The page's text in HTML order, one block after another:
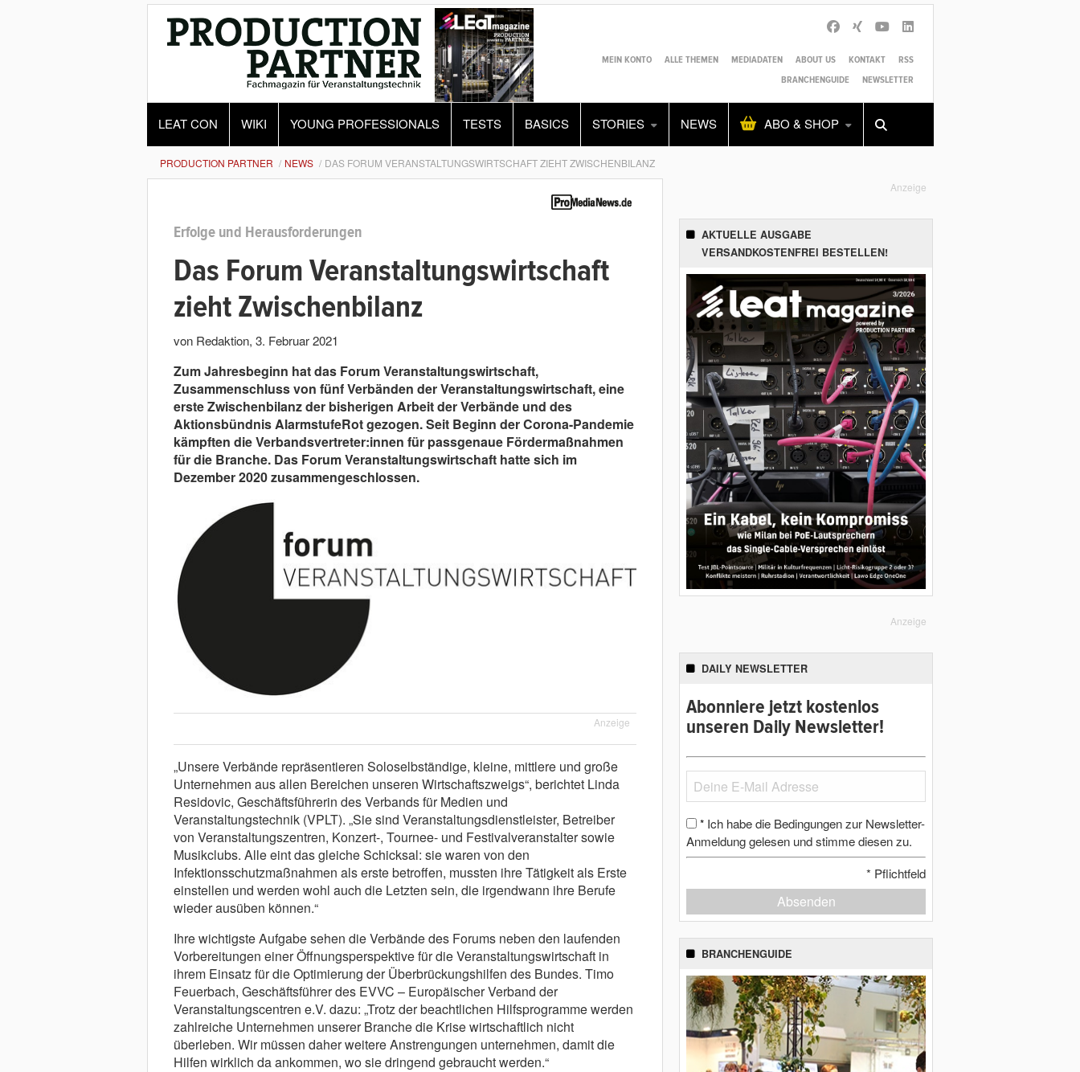
MEIN KONTO ALLE THEMEN MEDIADATEN ABOUT US KONTAKT
RSS
BRANCHENGUIDE
NEWSLETTER
LEAT CON WIKI YOUNG PROFESSIONALS TESTS BASICS STORIES NEWS ABO & SHOP
Alles Shop SUCHEN
PRODUCTION PARTNER NEWS DAS FORUM VERANSTALTUNGSWIRTSCHAFT ZIEHT ZWISCHENBILANZ
Erfolge und Herausforderungen
Das Forum Veranstaltungswirtschaft
zieht Zwischenbilanz
von Redaktion, 3. Februar 2021
Zum Jahresbeginn hat das Forum Veranstaltungswirtschaft,
Zusammenschluss von fünf Verbänden der Veranstaltungswirtschaft, eine
erste Zwischenbilanz der bisherigen Arbeit der Verbände und des
Aktionsbündnis AlarmstufeRot gezogen. Seit Beginn der Corona-Pandemie
kämpften die Verbandsvertreter:innen für passgenaue Fördermaßnahmen
für die Branche. Das Forum Veranstaltungswirtschaft hatte sich im
Dezember 2020 zusammengeschlossen.
Anzeige
„Unsere Verbände repräsentieren Soloselbständige, kleine, mittlere und große
Unternehmen aus allen Bereichen unseren Wirtschaftszweigs“, berichtet Linda
Residovic, Geschäftsführerin des Verbands für Medien und
Veranstaltungstechnik (VPLT). „Sie sind Veranstaltungsdienstleister, Betreiber
von Veranstaltungszentren, Konzert-, Tournee- und Festivalveranstalter sowie
Musikclubs. Alle eint das gleiche Schicksal: sie waren von den
Infektionsschutzmaßnahmen als erste betroffen, mussten ihre Tätigkeit als Erste
einstellen und werden wohl auch die Letzten sein, die irgendwann ihre Berufe
wieder ausüben können.“
Ihre wichtigste Aufgabe sehen die Verbände des Forums neben den laufenden
Vorbereitungen einer Öffnungsperspektive für die Veranstaltungswirtschaft in
ihrem Einsatz für die Optimierung der Überbrückungshilfen des Bundes. Timo
Feuerbach, Geschäftsführer des EVVC – Europäischer Verband der
Veranstaltungscentren e.V. dazu: „Trotz der beachtlichen Hilfsprogramme werden
zahlreiche Unternehmen unserer Branche die Krise wirtschaftlich nicht
überleben. Wir müssen daher weitere Anstrengungen unternehmen, damit die
Hilfen wirklich da ankommen, wo sie dringend gebraucht werden.“
Anzeige
AKTUELLE AUSGABE
VERSANDKOSTENFREI BESTELLEN!
Anzeige
DAILY NEWSLETTER
Abonniere jetzt kostenlos
unseren Daily Newsletter!
* Ich habe die Bedingungen zur Newsletter-
Anmeldung gelesen und stimme diesen zu.
* Pflichtfeld
Absenden
BRANCHENGUIDE